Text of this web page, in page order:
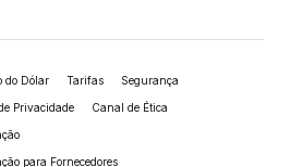
do Dólar Tarifas Segurança
Privacidade Canal de Ética
para Fornecedores